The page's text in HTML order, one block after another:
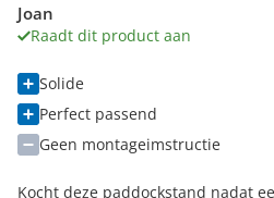
Joan
Raadt dit product aan
Solide
Perfect passend
Geen montageimstructie
Kocht deze paddockstand nadat